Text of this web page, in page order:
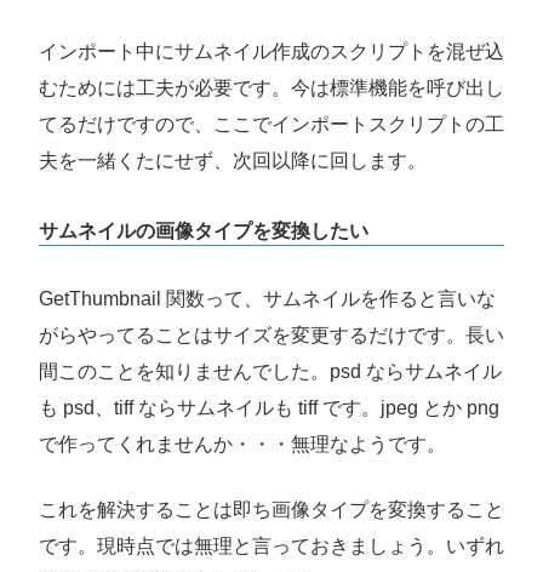
インポート中にサムネイル作成のスクリプトを混ぜ込
むためには工夫が必要です。今は標準機能を呼び出し
てるだけですので、ここでインポートスクリプトの工
夫を一緒くたにせず、次回以降に回します。
サムネイルの画像タイプを変換したい
GetThumbnail 関数って、サムネイルを作ると言いな
がらやってることはサイズを変更するだけです。長い
間このことを知りませんでした。psd ならサムネイル
も psd、tiff ならサムネイルも tiff です。jpeg とか png
で作ってくれませんか・・・無理なようです。
これを解決することは即ち画像タイプを変換すること
です。現時点では無理と言っておきましょう。いずれ